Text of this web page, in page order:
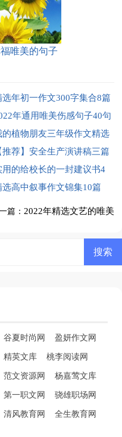
唯美的句子
选年初一作文300字集合8篇
年通用唯美伤感句子40句
的植物朋友三年级作文精选
推荐】安全生产演讲稿三篇
用的给校长的一封建议书4
选高中叙事作文锦集10篇
篇： 2022年精选文艺的唯美
谷夏时尚网 盈妍作文网
精英文库 桃李阅读网
范文资源网 杨嘉莺文库
第一职文网 骁雄职场网
清风教育网 全生教育网